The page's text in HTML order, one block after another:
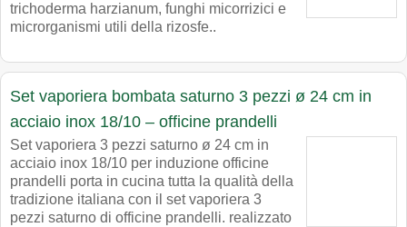
trichoderma harzianum, funghi micorrizici e
microrganismi utili della rizosfe..
Set vaporiera bombata saturno 3 pezzi ø 24 cm in
acciaio inox 18/10 – officine prandelli
Set vaporiera 3 pezzi saturno ø 24 cm in
acciaio inox 18/10 per induzione officine
prandelli porta in cucina tutta la qualità della
tradizione italiana con il set vaporiera 3
pezzi saturno di officine prandelli. realizzato